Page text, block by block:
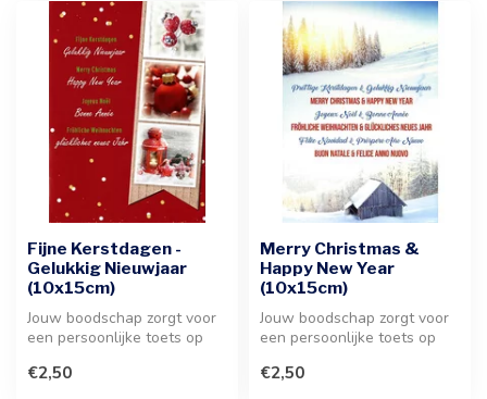
Fijne Kerstdagen -
Gelukkig Nieuwjaar
(10x15cm)
Jouw boodschap zorgt voor
een persoonlijke toets op
va...
€2,50
Merry Christmas &
Happy New Year
(10x15cm)
Jouw boodschap zorgt voor
een persoonlijke toets op
...
€2,50